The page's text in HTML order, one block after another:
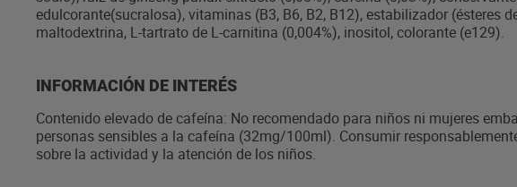
edulcorante(sucralosa), vitaminas (B3, B6, B2, B12), estabilizador (ésteres
maltodextrina, L-tartrato de L-carnitina (0,004%), inositol, colorante (e129).
INFORMACIÓN DE INTERÉS
Contenido elevado de cafeína: No recomendado para niños ni mujeres
personas sensibles a la cafeína (32mg/100ml). Consumir
sobre la actividad y la atención de los niños.